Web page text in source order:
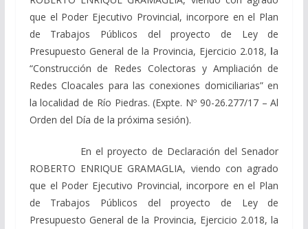
que el Poder Ejecutivo Provincial, incorpore en el Plan
de Trabajos Públicos del proyecto de Ley de
Presupuesto General de la Provincia, Ejercicio 2.018, la
“Construcción de Redes Colectoras y Ampliación de
Redes Cloacales para las conexiones domiciliarias” en
la localidad de Río Piedras. (Expte. Nº 90-26.277/17 – Al
Orden del Día de la próxima sesión).
En el proyecto de Declaración del Senador
ROBERTO ENRIQUE GRAMAGLIA, viendo con agrado
que el Poder Ejecutivo Provincial, incorpore en el Plan
de Trabajos Públicos del proyecto de Ley de
Presupuesto General de la Provincia, Ejercicio 2.018, la